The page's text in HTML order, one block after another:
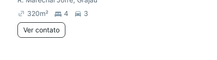
320m² 4
3
Ver contato